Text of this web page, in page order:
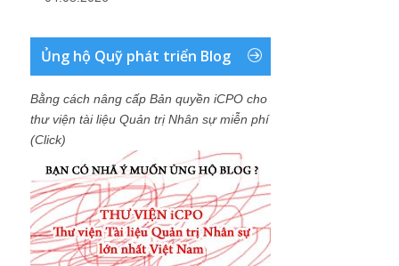
Ủng hộ Quỹ phát triển Blog
Bằng cách nâng cấp Bản quyền iCPO cho
thư viện tài liệu Quản trị Nhân sự miễn phí
(Click)